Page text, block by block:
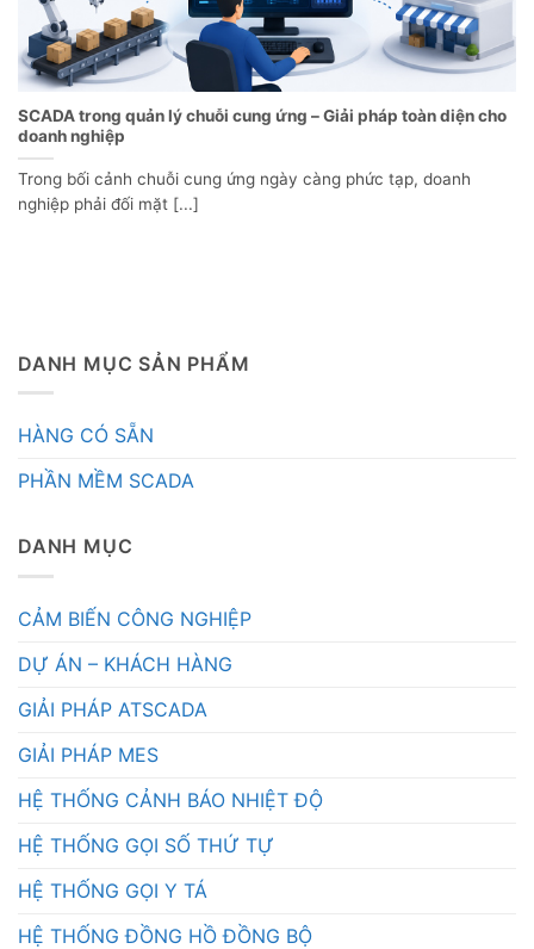
SCADA trong quản lý chuỗi cung ứng – Giải pháp toàn diện cho
doanh nghiệp
Trong bối cảnh chuỗi cung ứng ngày càng phức tạp, doanh
nghiệp phải đối mặt [...]
DANH MỤC SẢN PHẨM
HÀNG CÓ SẴN
PHẦN MỀM SCADA
DANH MỤC
CẢM BIẾN CÔNG NGHIỆP
DỰ ÁN – KHÁCH HÀNG
GIẢI PHÁP ATSCADA
GIẢI PHÁP MES
HỆ THỐNG CẢNH BÁO NHIỆT ĐỘ
HỆ THỐNG GỌI SỐ THỨ TỰ
HỆ THỐNG GỌI Y TÁ
HỆ THỐNG ĐỒNG HỒ ĐỒNG BỘ